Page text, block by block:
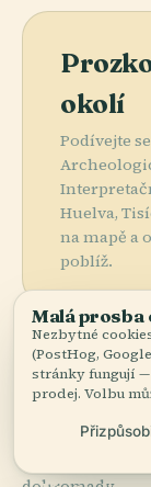
okolí
Podívejte
Huelva,
na mapě a
poblíž.
More
9 míst k
Malá prosba
Nezbytné
(PostHog,
stránky fungují —
prodej. Volbu